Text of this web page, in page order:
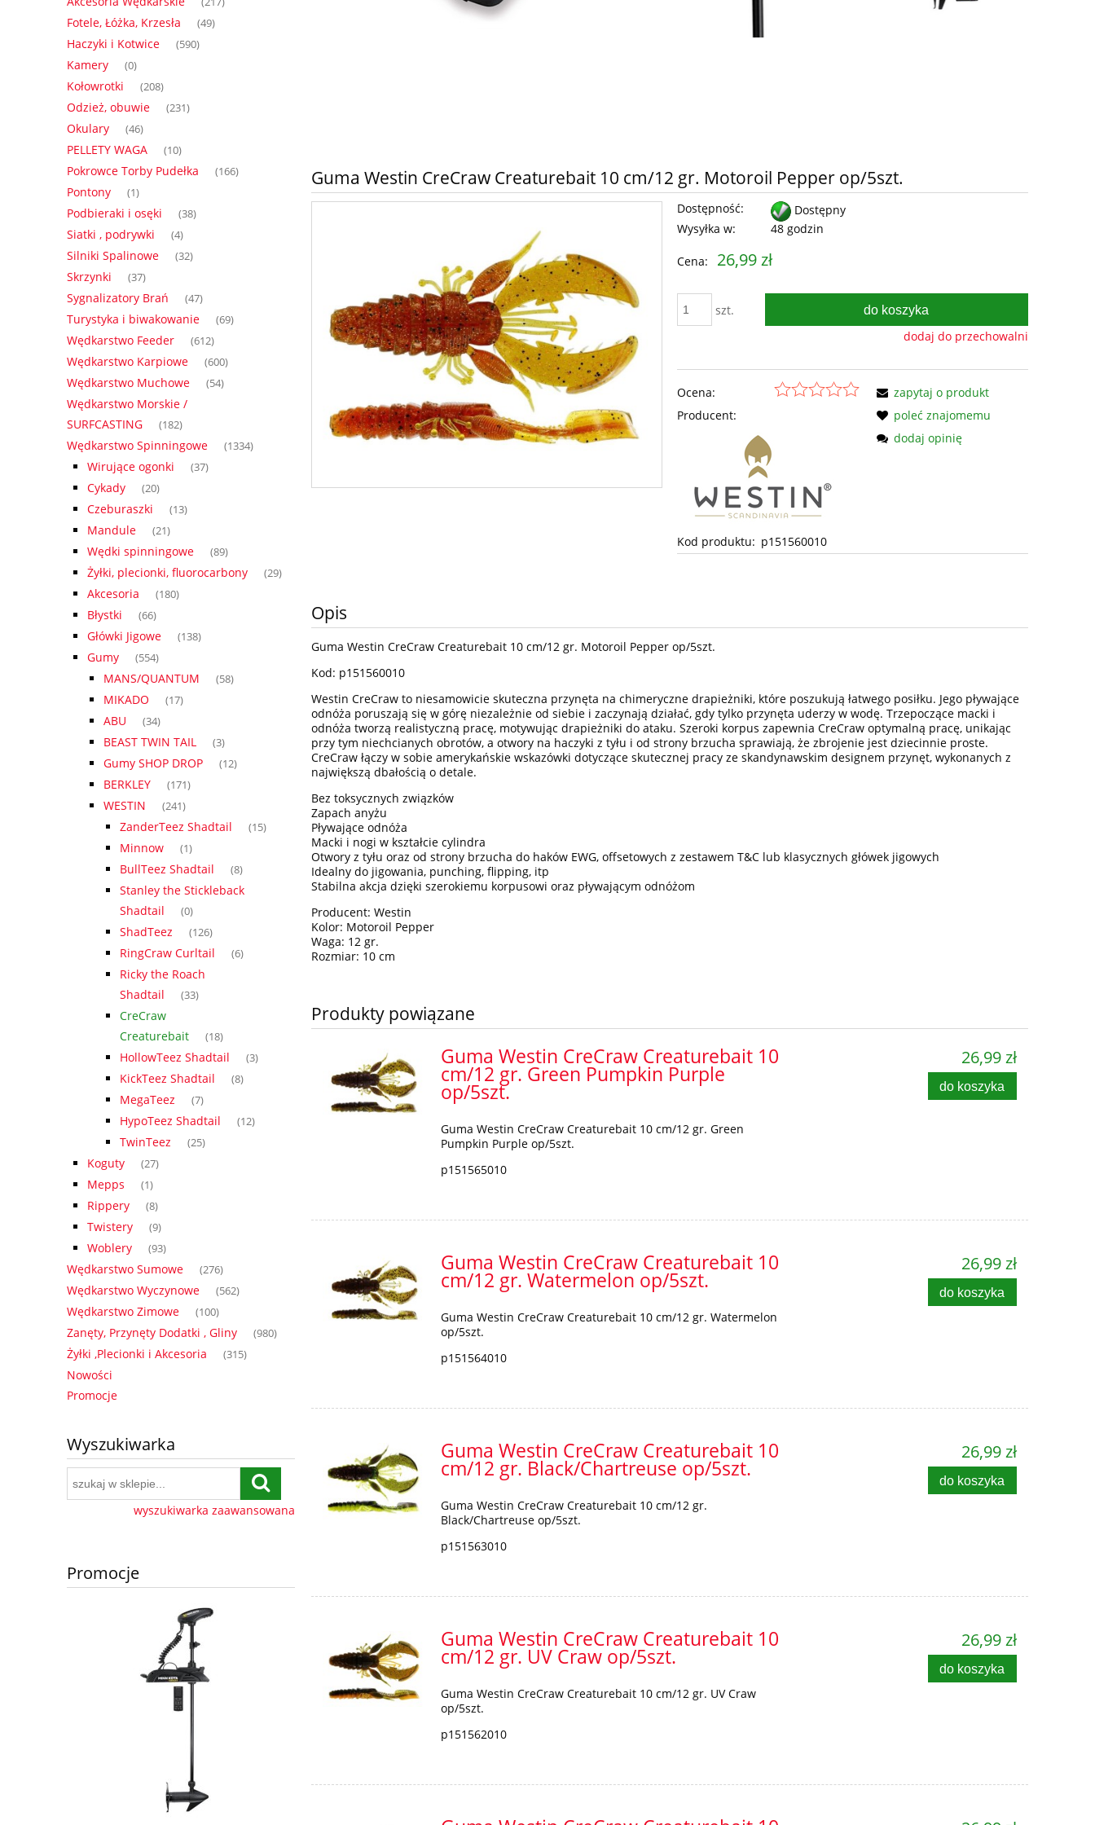
Fotele, Łóżka, Krzesła (49)
Haczyki i Kotwice (590)
Kamery (0)
Kołowrotki (208)
Odzież, obuwie (231)
Okulary (46)
PELLETY WAGA (10)
Pokrowce Torby Pudełka (166)
Pontony (1)
Podbieraki i osęki (38)
Siatki , podrywki (4)
Silniki Spalinowe (32)
Skrzynki (37)
Sygnalizatory Brań (47)
Turystyka i biwakowanie (69)
Wędkarstwo Feeder (612)
Wędkarstwo Karpiowe (600)
Wędkarstwo Muchowe (54)
Wędkarstwo Morskie /
SURFCASTING
(182)
Wędkarstwo Spinningowe (1334)
Wirujące ogonki (37)
Cykady (20)
Czeburaszki (13)
Mandule (21)
Wędki spinningowe (89)
Żyłki, plecionki, fluorocarbony (29)
Akcesoria (180)
Błystki (66)
Główki Jigowe (138)
Gumy (554)
MANS/QUANTUM (58)
MIKADO (17)
ABU (34)
BEAST TWIN TAIL (3)
Gumy SHOP DROP (12)
BERKLEY (171)
WESTIN (241)
ZanderTeez Shadtail (15)
Minnow (1)
BullTeez Shadtail (8)
Stanley the Stickleback
Shadtail
(0)
ShadTeez (126)
RingCraw Curltail (6)
Ricky the Roach
Shadtail
(33)
CreCraw
Creaturebait
(18)
HollowTeez Shadtail (3)
KickTeez Shadtail (8)
MegaTeez (7)
HypoTeez Shadtail (12)
TwinTeez (25)
Koguty (27)
Mepps (1)
Rippery (8)
Twistery (9)
Woblery (93)
Wędkarstwo Sumowe (276)
Wędkarstwo Wyczynowe (562)
Wędkarstwo Zimowe (100)
Zanęty, Przynęty Dodatki , Gliny (980)
Żyłki ,Plecionki i Akcesoria (315)
Nowości
Promocje
Wyszukiwarka
wyszukiwarka zaawansowana
Promocje
Guma Westin CreCraw Creaturebait 10 cm/12 gr. Motoroil Pepper op/5szt.
Dostępność:
Dostępny
Wysyłka w:
48 godzin
Cena: 26,99 zł
szt. do koszyka
dodaj do przechowalni
Ocena:
Producent:
Kod produktu: p151560010
zapytaj o produkt
poleć znajomemu
dodaj opinię
Opis
Guma Westin CreCraw Creaturebait 10 cm/12 gr. Motoroil Pepper op/5szt.
Kod: p151560010
Westin CreCraw to niesamowicie skuteczna przynęta na chimeryczne drapieżniki, które poszukują łatwego posiłku. Jego pływające
odnóża poruszają się w górę niezależnie od siebie i zaczynają działać, gdy tylko przynęta uderzy w wodę. Trzepoczące macki i
odnóża tworzą realistyczną pracę, motywując drapieżniki do ataku. Szeroki korpus zapewnia CreCraw optymalną pracę, unikając
przy tym niechcianych obrotów, a otwory na haczyki z tyłu i od strony brzucha sprawiają, że zbrojenie jest dziecinnie proste.
CreCraw łączy w sobie amerykańskie wskazówki dotyczące skutecznej pracy ze skandynawskim designem przynęt, wykonanych z
największą dbałością o detale.
Bez toksycznych związków
Zapach anyżu
Pływające odnóża
Macki i nogi w kształcie cylindra
Otwory z tyłu oraz od strony brzucha do haków EWG, offsetowych z zestawem T&C lub klasycznych główek jigowych
Idealny do jigowania, punching, flipping, itp
Stabilna akcja dzięki szerokiemu korpusowi oraz pływającym odnóżom
Producent: Westin
Kolor: Motoroil Pepper
Waga: 12 gr.
Rozmiar: 10 cm
Produkty powiązane
Guma Westin CreCraw Creaturebait 10
cm/12 gr. Green Pumpkin Purple
op/5szt.
Guma Westin CreCraw Creaturebait 10 cm/12 gr. Green
Pumpkin Purple op/5szt.
p151565010
26,99 zł
do koszyka
Guma Westin CreCraw Creaturebait 10
cm/12 gr. Watermelon op/5szt.
Guma Westin CreCraw Creaturebait 10 cm/12 gr. Watermelon
op/5szt.
p151564010
26,99 zł
do koszyka
Guma Westin CreCraw Creaturebait 10
cm/12 gr. Black/Chartreuse op/5szt.
Guma Westin CreCraw Creaturebait 10 cm/12 gr.
Black/Chartreuse op/5szt.
p151563010
26,99 zł
do koszyka
Guma Westin CreCraw Creaturebait 10
cm/12 gr. UV Craw op/5szt.
Guma Westin CreCraw Creaturebait 10 cm/12 gr. UV Craw
op/5szt.
p151562010
26,99 zł
do koszyka